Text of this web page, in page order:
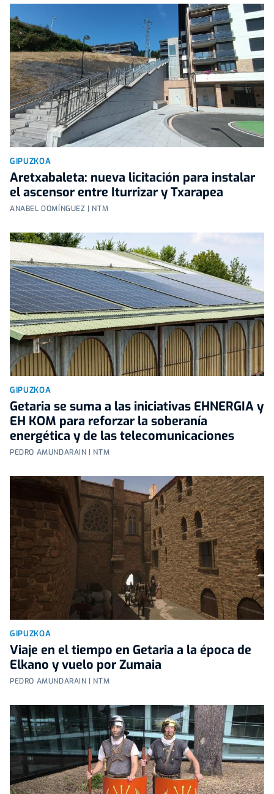
GIPUZKOA
Aretxabaleta: nueva licitación para instalar
el ascensor entre Iturrizar y Txarapea
ANABEL DOMÍNGUEZ | NTM
GIPUZKOA
Getaria se suma a las iniciativas EHNERGIA y
EH KOM para reforzar la soberanía
energética y de las telecomunicaciones
PEDRO AMUNDARAIN | NTM
GIPUZKOA
Viaje en el tiempo en Getaria a la época de
Elkano y vuelo por Zumaia
PEDRO AMUNDARAIN | NTM